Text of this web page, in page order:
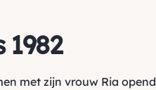
1982
met zijn vrouw Ria